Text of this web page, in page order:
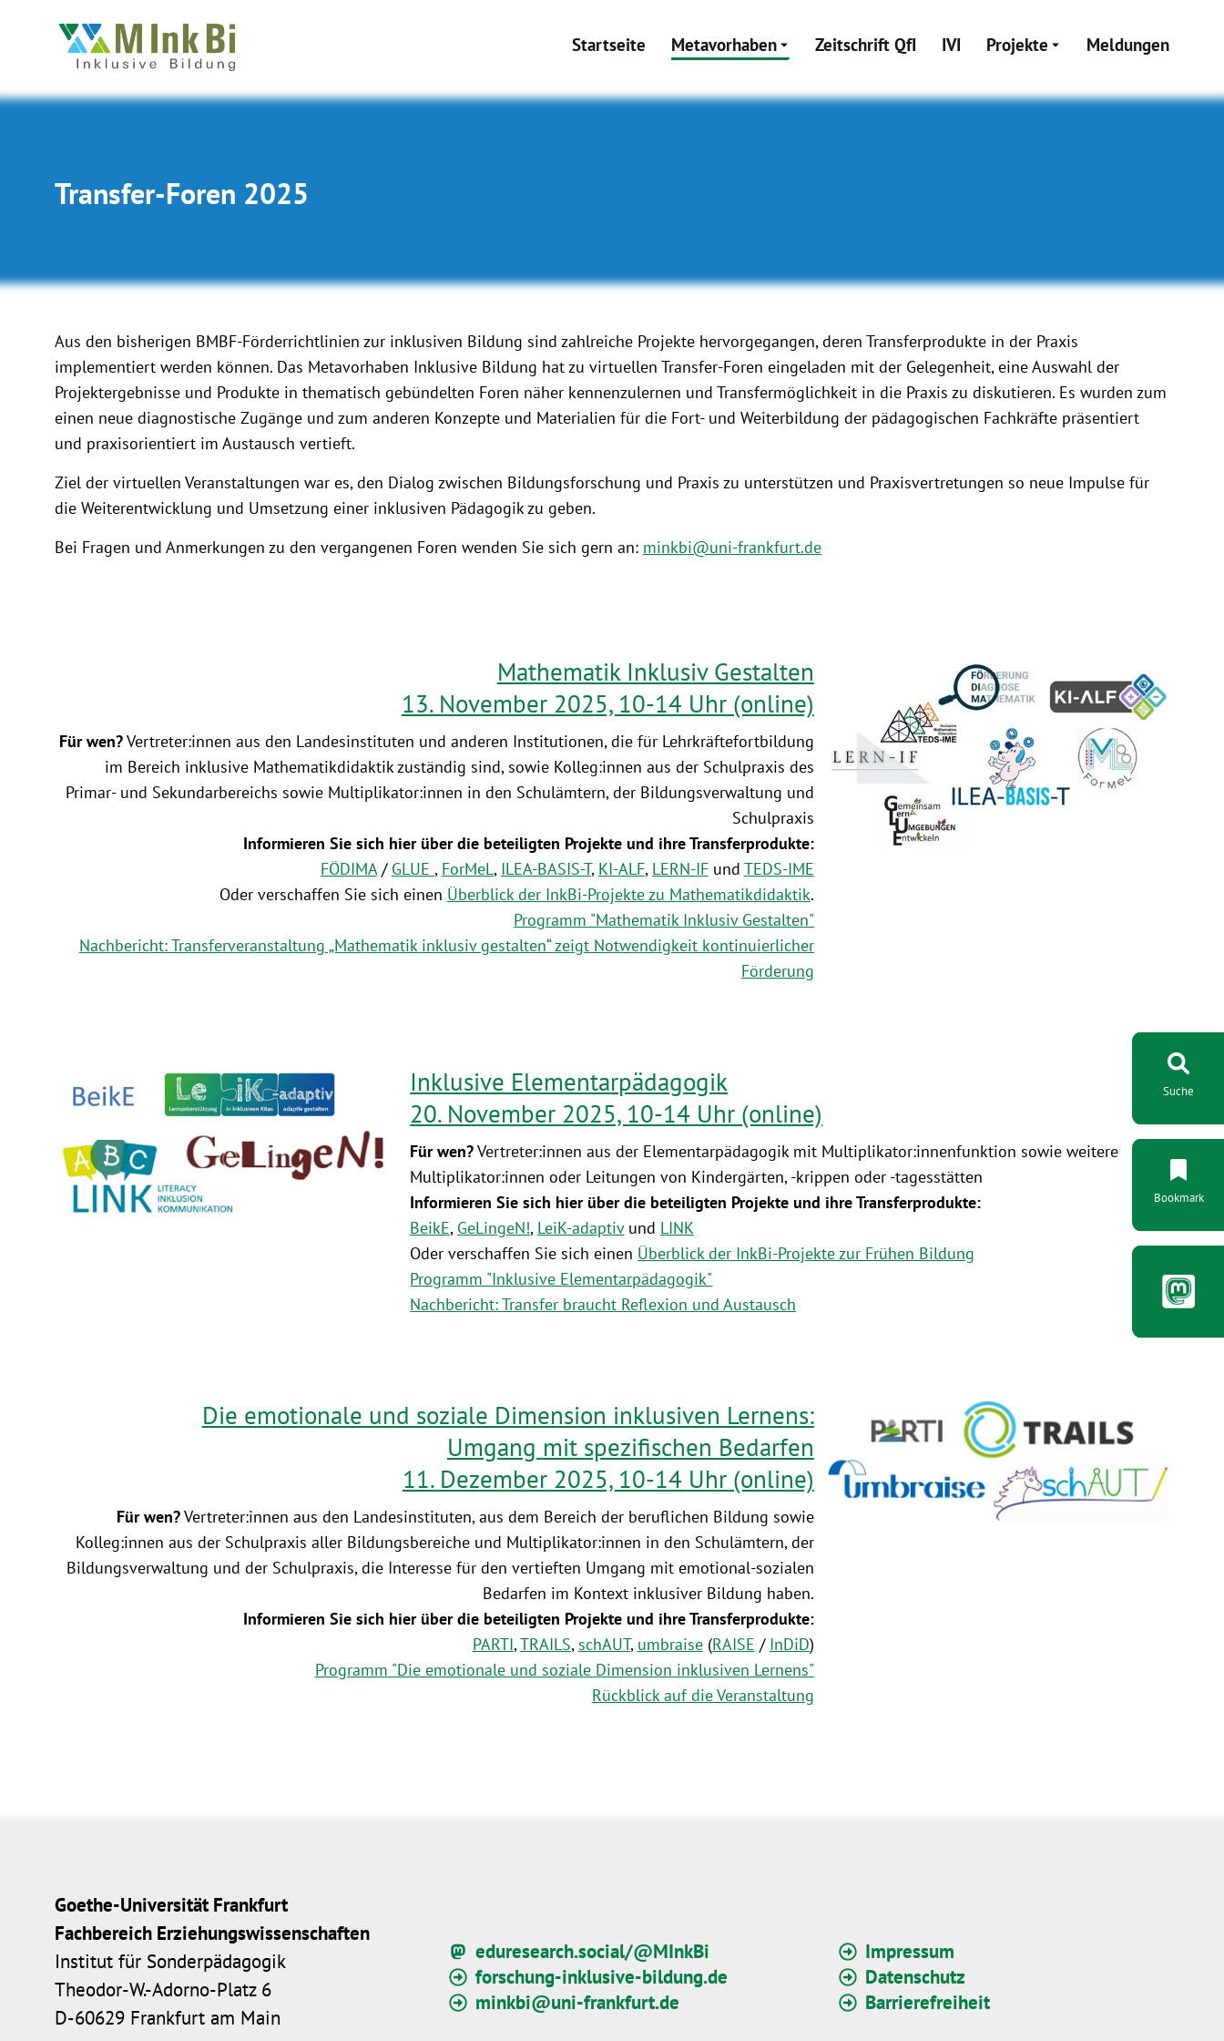
Startseite Metavorhaben Zeitschrift QfI IVI Projekte Meldungen
Transfer-Foren 2025
Aus den bisherigen BMBF-Förderrichtlinien zur inklusiven Bildung sind zahlreiche Projekte hervorgegangen, deren Transferprodukte in der Praxis
implementiert werden können. Das Metavorhaben Inklusive Bildung hat zu virtuellen Transfer-Foren eingeladen mit der Gelegenheit, eine Auswahl der
Projektergebnisse und Produkte in thematisch gebündelten Foren näher kennenzulernen und Transfermöglichkeit in die Praxis zu diskutieren. Es wurden zum
einen neue diagnostische Zugänge und zum anderen Konzepte und Materialien für die Fort- und Weiterbildung der pädagogischen Fachkräfte präsentiert
und praxisorientiert im Austausch vertieft.
Ziel der virtuellen Veranstaltungen war es, den Dialog zwischen Bildungsforschung und Praxis zu unterstützen und Praxisvertretungen so neue Impulse für
die Weiterentwicklung und Umsetzung einer inklusiven Pädagogik zu geben.
Bei Fragen und Anmerkungen zu den vergangenen Foren wenden Sie sich gern an: minkbi@uni-frankfurt.de
Mathematik Inklusiv Gestalten
13. November 2025, 10-14 Uhr (online)
Für wen?Vertreter:innen aus den Landesinstituten und anderen Institutionen, die für Lehrkräftefortbildung
im Bereich inklusive Mathematikdidaktik zuständig sind, sowie Kolleg:innen aus der Schulpraxis des
Primar- und Sekundarbereichs sowie Multiplikator:innen in den Schulämtern, der Bildungsverwaltung und
Schulpraxis
Informieren Sie sich hier über die beteiligten Projekte und ihre Transferprodukte:
FÖDIMA/ GLUE , ForMeL, ILEA-BASIS-T, KI-ALF, LERN-IFund TEDS-IME
Oder verschaffen Sie sich einen Überblick der InkBi-Projekte zu Mathematikdidaktik.
Programm "Mathematik Inklusiv Gestalten"
Nachbericht: Transferveranstaltung „Mathematik inklusiv gestalten“ zeigt Notwendigkeit kontinuierlicher
Förderung
Inklusive Elementarpädagogik
20. November 2025, 10-14 Uhr (online)
Für wen?Vertreter:innen aus der Elementarpädagogik mit Multiplikator:innenfunktion sowie weitere
Multiplikator:innen oder Leitungen von Kindergärten, -krippen oder -tagesstätten
Informieren Sie sich hier über die beteiligten Projekte und ihre Transferprodukte:
BeikE, GeLingeN!, LeiK-adaptivund LINK
Oder verschaffen Sie sich einen Überblick der InkBi-Projekte zur Frühen Bildung
Programm "Inklusive Elementarpädagogik"
Nachbericht: Transfer braucht Reflexion und Austausch
Die emotionale und soziale Dimension inklusiven Lernens:
Umgang mit spezifischen Bedarfen
11. Dezember 2025, 10-14 Uhr (online)
Für wen?Vertreter:innen aus den Landesinstituten, aus dem Bereich der beruflichen Bildung sowie
Kolleg:innen aus der Schulpraxis aller Bildungsbereiche und Multiplikator:innen in den Schulämtern, der
Bildungsverwaltung und der Schulpraxis, die Interesse für den vertieften Umgang mit emotional-sozialen
Bedarfen im Kontext inklusiver Bildung haben.
Informieren Sie sich hier über die beteiligten Projekte und ihre Transferprodukte:
PARTI,TRAILS,schAUT, umbraise(RAISE / InDiD)
Programm "Die emotionale und soziale Dimension inklusiven Lernens"
Rückblick auf die Veranstaltung
Goethe-Universität Frankfurt
Fachbereich Erziehungswissenschaften
Institut für Sonderpädagogik
Theodor-W.-Adorno-Platz 6
D-60629 Frankfurt am Main
eduresearch.social/@MInkBi
forschung-inklusive-bildung.de
minkbi@uni-frankfurt.de
Impressum
Datenschutz
Barrierefreiheit
Suche
Bookmark